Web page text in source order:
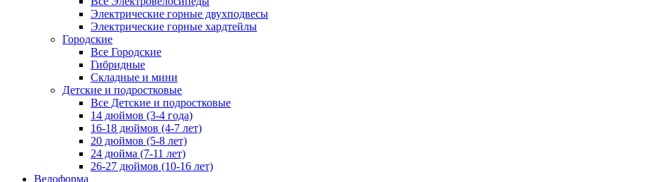
Электрические горные двухподвесы
Электрические горные хардтейлы
Городские
Все Городские
Гибридные
Складные и мини
Детские и подростковые
Все Детские и подростковые
14 дюймов (3-4 года)
16-18 дюймов (4-7 лет)
20 дюймов (5-8 лет)
24 дюйма (7-11 лет)
26-27 дюймов (10-16 лет)
Велоформа